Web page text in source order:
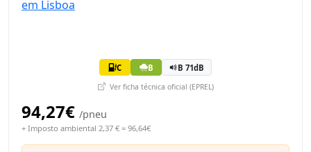
C B B 71dB
Ver ficha técnica oficial (EPREL)
94,27€ /pneu
+ Imposto ambiental 2,37 € = 96,64€